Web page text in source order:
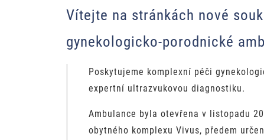
Vítejte na stránkách nové
gynekologicko-porodnické
Poskytujeme komplexní péči
expertní ultrazvukovou diagnostiku.
Ambulance byla otevřena v listopadu
obytného komplexu Vivus, předem